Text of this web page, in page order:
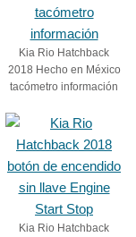
Kia Rio Hatchback
2018 Hecho en México
tacómetro información
Kia Rio Hatchback